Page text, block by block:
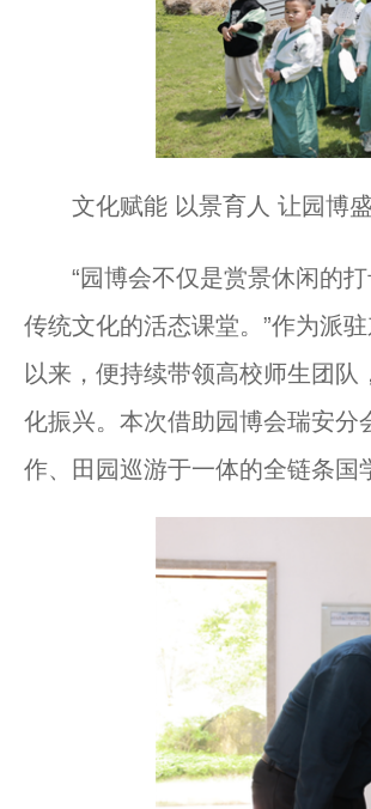
文化赋能 以景育人 让园博盛
“园博会不仅是赏景休闲的打
传统文化的活态课堂。”作为派
以来，便持续带领高校师生团
化振兴。本次借助园博会瑞安
作、田园巡游于一体的全链条国